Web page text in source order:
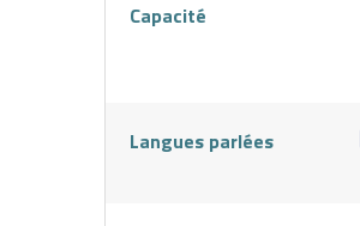
Capacité
Langues parlées